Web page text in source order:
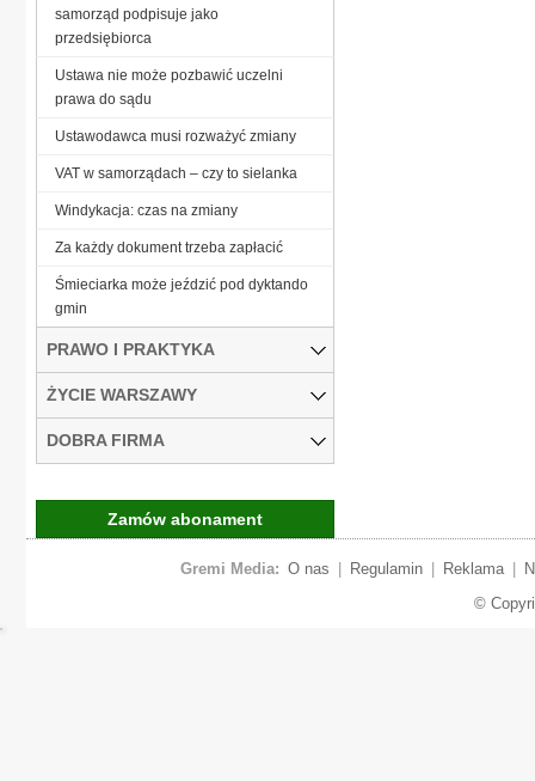
samorząd podpisuje jako
przedsiębiorca
Ustawa nie może pozbawić uczelni
prawa do sądu
Ustawodawca musi rozważyć zmiany
VAT w samorządach – czy to sielanka
Windykacja: czas na zmiany
Za każdy dokument trzeba zapłacić
Śmieciarka może jeździć pod dyktando
gmin
PRAWO I PRAKTYKA
ŻYCIE WARSZAWY
DOBRA FIRMA
Zamów abonament
Gremi Media: O nas Regulamin Reklama
©